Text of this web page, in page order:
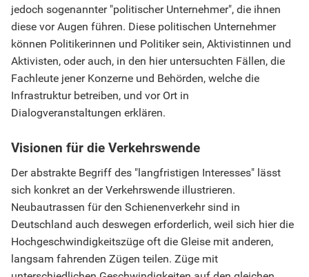
jedoch sogenannter "politischer Unternehmer", die ihnen
diese vor Augen führen. Diese politischen Unternehmer
können Politikerinnen und Politiker sein, Aktivistinnen und
Aktivisten, oder auch, in den hier untersuchten Fällen, die
Fachleute jener Konzerne und Behörden, welche die
Infrastruktur betreiben, und vor Ort in
Dialogveranstaltungen erklären.
Visionen für die Verkehrswende
Der abstrakte Begriff des "langfristigen Interesses" lässt
sich konkret an der Verkehrswende illustrieren.
Neubautrassen für den Schienenverkehr sind in
Deutschland auch deswegen erforderlich, weil sich hier die
Hochgeschwindigkeitszüge oft die Gleise mit anderen,
langsam fahrenden Zügen teilen. Züge mit